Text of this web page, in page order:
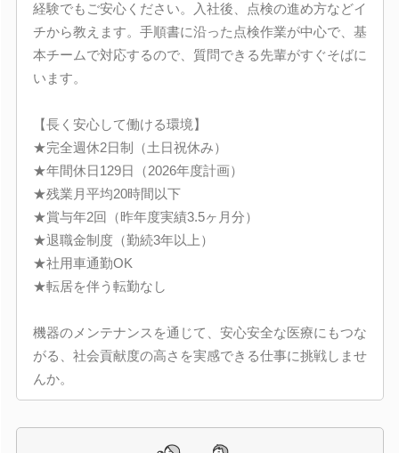
経験でもご安心ください。入社後、点検の進め方などイ
チから教えます。手順書に沿った点検作業が中心で、基
本チームで対応するので、質問できる先輩がすぐそばに
います。
【長く安心して働ける環境】
★完全週休2日制（土日祝休み）
★年間休日129日（2026年度計画）
★残業月平均20時間以下
★賞与年2回（昨年度実績3.5ヶ月分）
★退職金制度（勤続3年以上）
★社用車通勤OK
★転居を伴う転勤なし
機器のメンテナンスを通じて、安心安全な医療にもつな
がる、社会貢献度の高さを実感できる仕事に挑戦しませ
んか。